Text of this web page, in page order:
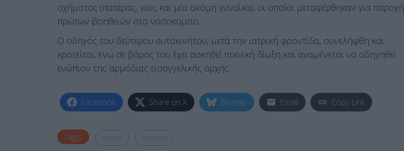
οχήματος (πατέρας, γιος και μία ακόμη γυναίκα), οι οποίοι μεταφέρθηκαν για παροχή
πρώτων βοηθειών στο νοσοκομείο.
Ο οδηγός του δεύτερου αυτοκινήτου, μετά την ιατρική φροντίδα, συνελήφθη και
κρατείται, ενώ σε βάρος του έχει ασκηθεί ποινική δίωξη και αναμένεται να οδηγηθεί
ενώπιον της αρμόδιας εισαγγελικής αρχής.
Facebook Share on X Bluesky Email Copy Link
Tags: